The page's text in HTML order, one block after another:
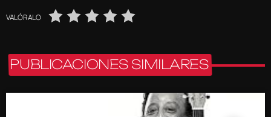
VALÓRALO
PUBLICACIONES SIMILARES